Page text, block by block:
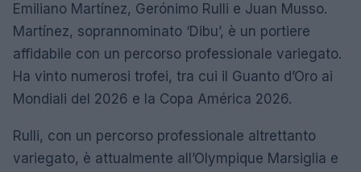
Emiliano Martínez, Gerónimo Rulli e Juan Musso.
Martínez, soprannominato ‘Dibu’, è un portiere
affidabile con un percorso professionale variegato.
Ha vinto numerosi trofei, tra cui il Guanto d’Oro ai
Mondiali del 2026 e la Copa América 2026.
Rulli, con un percorso professionale altrettanto
variegato, è attualmente all’Olympique Marsiglia e